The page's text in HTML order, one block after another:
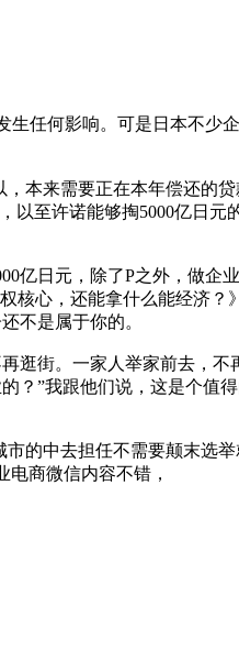
生任何影响。可是日本不少
本来需要正在本年偿还的
以至许诺能够掏5000亿日元
日元，除了P之外，做企
核心，还能拿什么能经济？
不是属于你的。
逛街。一家人举家前去，不
？”我跟他们说，这是个值
的中去担任不需要颠末选
商微信内容不错，